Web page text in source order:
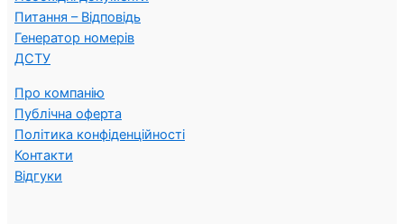
Питання – Відповідь
Генератор номерів
ДСТУ
Про компанію
Публічна оферта
Політика конфіденційності
Контакти
Відгуки